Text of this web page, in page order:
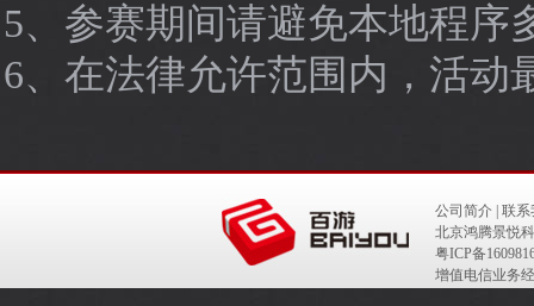
5、参赛期间请避免本地程序
6、在法律允许范围内，活动
公司简介 联系
北京鸿腾景悦
粤ICP备
增值电信业务